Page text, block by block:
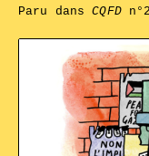
Paru dansCQFD